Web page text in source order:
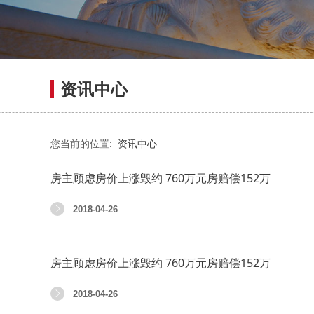
资讯中心
您当前的位置: 资讯中心
房主顾虑房价上涨毁约 760万元房赔偿152万
2018-04-26
房主顾虑房价上涨毁约 760万元房赔偿152万
2018-04-26